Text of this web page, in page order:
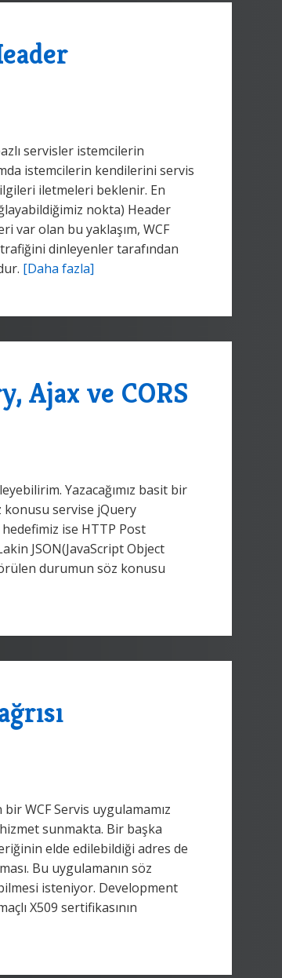
servisler istemcilerin
istemcilerin kendilerini servis
iletmeleri beklenir. En
nokta) Header
var olan bu yaklaşım, WCF
dinleyenler tarafından
[Daha fazla]
Ajax ve CORS
Yazacağımız basit bir
konusu servise jQuery
ise HTTP Post
JSON(JavaScript Object
durumun söz konusu
WCF Servis uygulamamız
sunmakta. Bir başka
elde edilebildiği adres de
Bu uygulamanın söz
isteniyor. Development
X509 sertifikasının